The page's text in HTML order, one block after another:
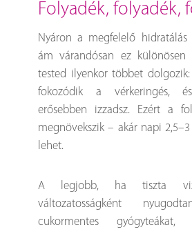
folyadék, folyadék,
Nyáron a megfelelő hidratálás
ám várandósan ez különösen
tested ilyenkor többet
fokozódik a vérkeringés,
erősebben izzadsz. Ezért a
megnövekszik – akár napi
lehet.
A legjobb, ha tiszta
változatosságként
cukormentes gyógyteákat,